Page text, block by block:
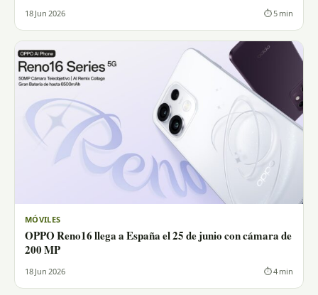
18 Jun 2026 ⏱ 5 min
MÓVILES
OPPO Reno16 llega a España el 25 de junio con cámara de
200 MP
18 Jun 2026 ⏱ 4 min